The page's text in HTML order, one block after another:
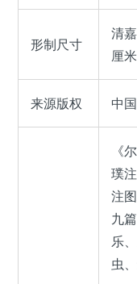
形制尺寸
清
厘米
来源版权 中
《
璞
注
九
乐
虫